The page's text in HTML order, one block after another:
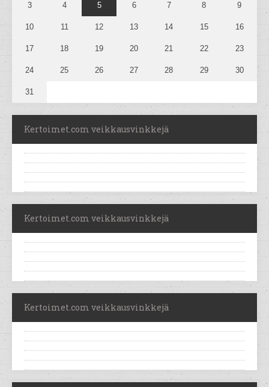
3 4 5 6 7 8 9
10 11 12 13 14 15 16
17 18 19 20 21 22 23
24 25 26 27 28 29 30
31
Kertoimet.com veikkausvinkkejä
Kertoimet.com veikkausvinkkejä
Kertoimet.com veikkausvinkkejä